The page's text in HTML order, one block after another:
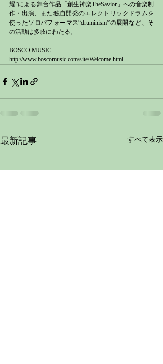
耀”による舞台作品「創生神楽TheSavior」への音楽制
作・出演、また独自開発のエレクトリックドラムを
使ったソロパフォーマス“druminism”の展開など、そ
の活動は多岐にわたる。
BOSCO MUSIC
http://www.boscomusic.com/site/Welcome.html
最新記事 すべて表示